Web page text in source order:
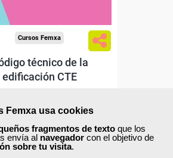
Femxa usa cookies
fragmentos de texto que los
envía al navegador con el objetivo de
sobre tu visita.
Cursos Femxa
técnico de la
edificación CTE
Curso Gratuito
40 horas
Online (toda España)